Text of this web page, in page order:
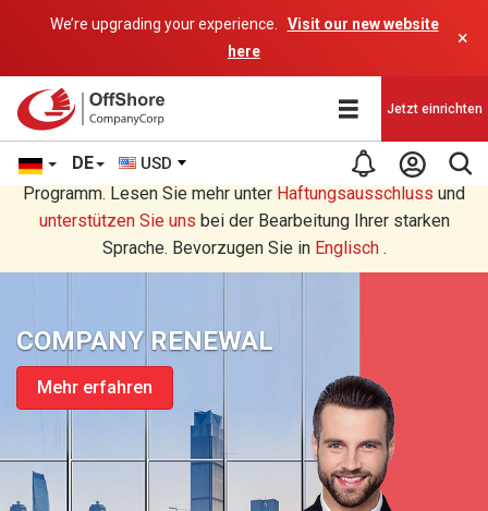
We’re upgrading your experience.
Visit our new website
here
×
DE USD
Jetzt einrichten
Sie lesen eine Deutsche Übersetzung durch ein AI-
Programm. Lesen Sie mehr unter Haftungsausschluss und
unterstützen Sie uns bei der Bearbeitung Ihrer starken
Sprache. Bevorzugen Sie in Englisch.
COMPANY RENEWAL
Mehr erfahren